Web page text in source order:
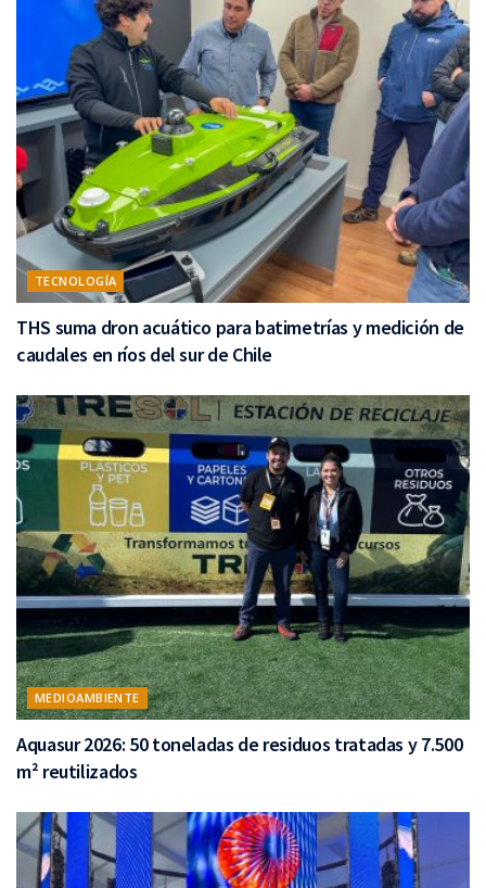
TECNOLOGÍA
THS suma dron acuático para batimetrías y medición de
caudales en ríos del sur de Chile
MEDIOAMBIENTE
Aquasur 2026: 50 toneladas de residuos tratadas y 7.500
m² reutilizados